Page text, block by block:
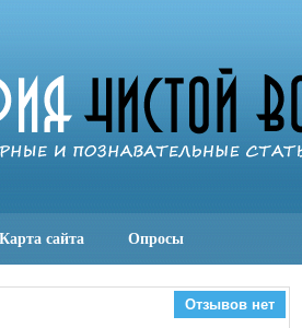
Карта сайта Опросы
Отзывов нет